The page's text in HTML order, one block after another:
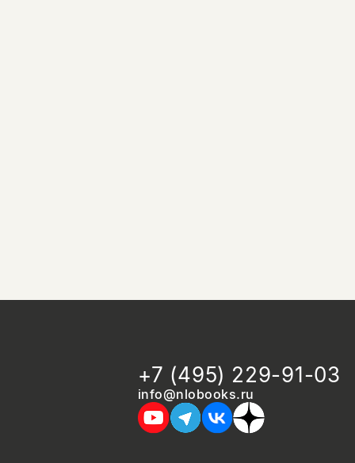
+7 (495) 229-91-03
info@nlobooks.ru